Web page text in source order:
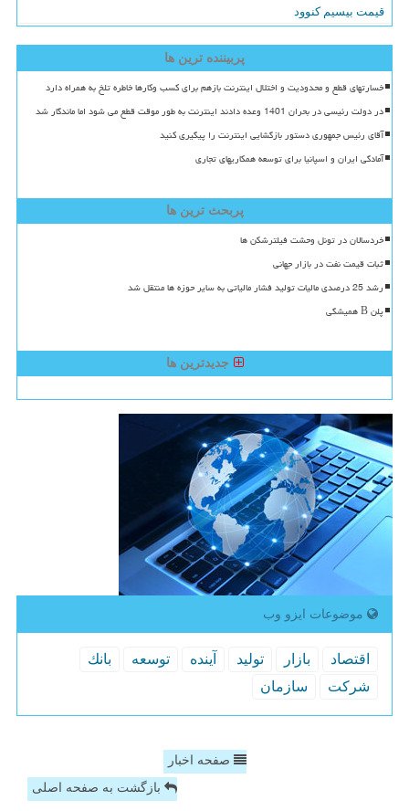
قیمت بیسیم کنوود
پربیننده ترین ها
خسارتهای قطع و محدودیت و اختلال اینترنت بازهم برای کسب وکارها خاطره تلخ به همراه دارد
در دولت رئیسی در بحران 1401 وعده دادند اینترنت به طور موقت قطع می شود اما ماندگار شد
آقای رئیس جمهوری دستور بازگشایی اینترنت را پیگیری کنید
آمادگی ایران و اسپانیا برای توسعه همکاریهای تجاری
پربحث ترین ها
خردسالان در تونل وحشت فیلترشکن ها
ثبات قیمت نفت در بازار جهانی
رشد 25 درصدی مالیات تولید فشار مالیاتی به سایر حوزه ها منتقل شد
پلن B همیشگی
جدیدترین ها
موضوعات ایزو وب
اقتصاد بازار تولید آینده توسعه
بانك
شركت
سازمان
صفحه اخبار
بازگشت به صفحه اصلی